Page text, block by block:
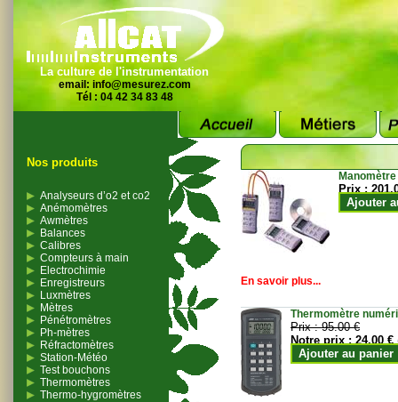
La culture de l'instrumentation
email: info@mesurez.com
Tél : 04 42 34 83 48
Nos produits
Analyseurs d’o2 et co2
Anémomètres
Awmètres
Balances
Calibres
Compteurs à main
Electrochimie
Enregistreurs
Luxmètres
Mètres
Pénétromètres
Ph-mètres
Réfractomètres
Station-Météo
Test bouchons
Thermomètres
Thermo-hygromètres
Prix :
Ajouter
En savoir plus...
Thermomètre
Prix :95.00 €
Notre prix :24.00 €
Ajouter au panier